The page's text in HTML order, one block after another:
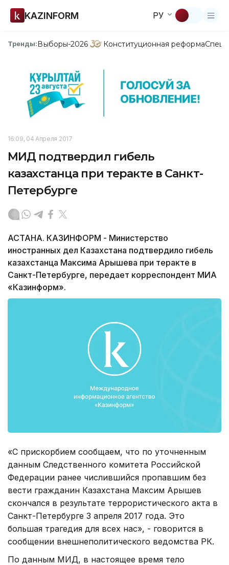
KAZINFORM РУ
Тренды:Выборы-2026 Конституционная реформа
16:09, 04 Апреля 2017
МИД подтвердил гибель
казахстанца при теракте в Санкт-
Петербурге
АСТАНА. КАЗИНФОРМ - Министерство
иностранных дел Казахстана подтвердило гибель
казахстанца Максима Арышева при теракте в
Санкт-Петербурге, передает корреспондент МИА
«Казинформ».
«С прискорбием сообщаем, что по уточненным
данным Следственного комитета Российской
Федерации ранее числившийся пропавшим без
вести гражданин Казахстана Максим Арышев
скончался в результате террористического акта в
Санкт-Петербурге 3 апреля 2017 года. Это
большая трагедия для всех нас», - говорится в
сообщении внешнеполитического ведомства РК.
По данным МИД, в настоящее время тело